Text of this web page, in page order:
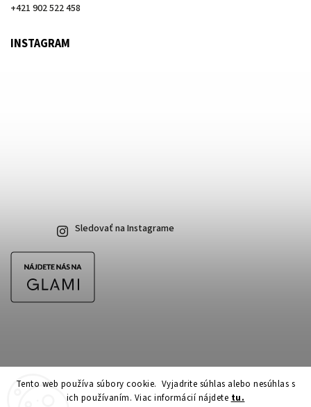
Tento web používa súbory cookie. Vyjadrite súhlas alebo nesúhlas s
ich používaním. Viac informácií nájdete tu.
+421 902 522 458
INSTAGRAM
Sledovať na Instagrame
Copyright 2026CubeSkateshop.sk. Všetky práva vyhradené.